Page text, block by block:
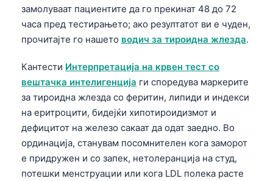
замолуваат пациентите да го прекинат 48 до 72
часа пред тестирањето; ако резултатот ви е чуден,
прочитајте го нашето водич за тироидна жлезда.
Кантести Интерпретација на крвен тест со
вештачка интелигенција ги споредува маркерите
за тироидна жлезда со феритин, липиди и индекси
на еритроцити, бидејќи хипотироидизмот и
дефицитот на железо сакаат да одат заедно. Во
ординација, станувам посомнителен кога заморот
е придружен и со запек, нетолеранција на студ,
потешки менструации или кога LDL полека расте
ဗမာစာ
ភាសាខ្មែរ
Kiswahili
አማርኛ
Українська
O‘zbekcha
Қазақ тілі
Suomi